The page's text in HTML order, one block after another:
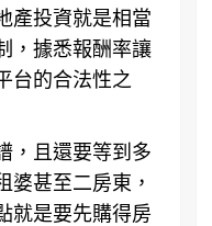
產投資就是相當
，據悉報酬率讓
台的合法性之
，且還要等到多
甚至二房東，
就是要先購得房